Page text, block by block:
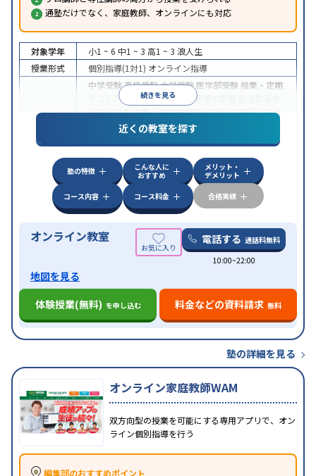
通塾だけでなく、家庭教師、オンラインにも対応
続きを見る
対象学年 小1 ~ 6 中1 ~ 3 高1 ~ 3 浪人生
授業形式
個別指導(1対1) オンライン指導
中学受験高校受験大学受験 医学部受験 授業・定期
テスト対策
内申点対策 学習習慣の定着
(旧AO)対策推薦入試対策学校別特化対策国公立大
私大対策共通テスト対策
英語・英会話特化
特徴
中高一貫校生に対応授業の振替可能 不登校生に対
オンライン対応 1科目から受講可能季節講習の
みの受講可
自習室あり
近くの教室を探す
塾の特徴
こんな人に
おすすめ
メリット・
デメリット
コース内容
コース料金 合格実績
オンライン教室 電話する 通話料無料
10:00~22:00
地図を見る
体験授業(無料) を申し込む 料金などの資料請求 無料
塾の詳細を見る
オンライン家庭教師WAM
双方向型の授業を可能にする専用アプリで、オン
ライン個別指導を行う
編集部のおすすめポイント